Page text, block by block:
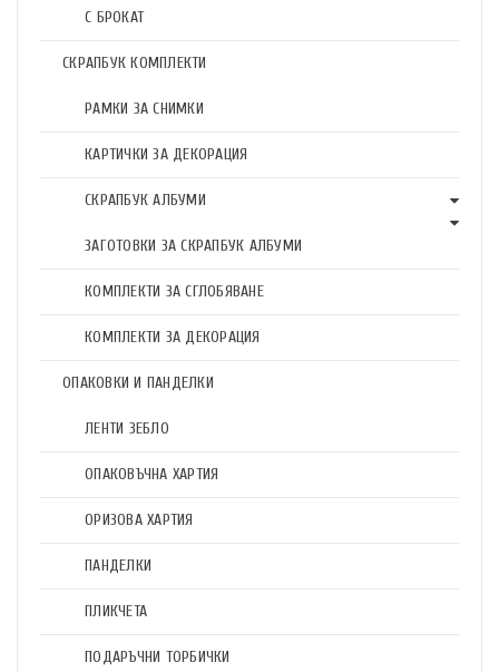
С БРОКАТ
СКРАПБУК КОМПЛЕКТИ
РАМКИ ЗА СНИМКИ
КАРТИЧКИ ЗА ДЕКОРАЦИЯ
СКРАПБУК АЛБУМИ
ЗАГОТОВКИ ЗА СКРАПБУК АЛБУМИ
КОМПЛЕКТИ ЗА СГЛОБЯВАНЕ
КОМПЛЕКТИ ЗА ДЕКОРАЦИЯ
ОПАКОВКИ И ПАНДЕЛКИ
ЛЕНТИ ЗЕБЛО
ОПАКОВЪЧНА ХАРТИЯ
ОРИЗОВА ХАРТИЯ
ПАНДЕЛКИ
ПЛИКЧЕТА
ПОДАРЪЧНИ ТОРБИЧКИ